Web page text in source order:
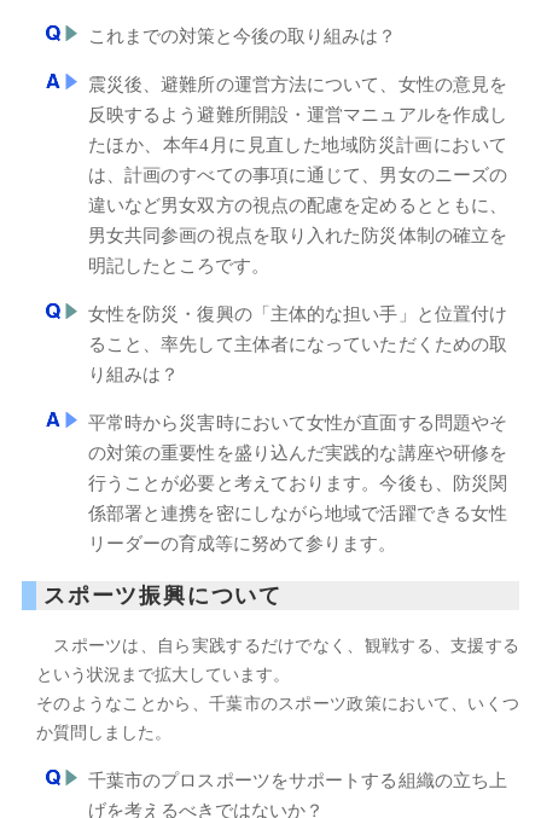
これまでの対策と今後の取り組みは？
震災後、避難所の運営方法について、女性の意見を
反映するよう避難所開設・運営マニュアルを作成し
たほか、本年4月に見直した地域防災計画において
は、計画のすべての事項に通じて、男女のニーズの
違いなど男女双方の視点の配慮を定めるとともに、
男女共同参画の視点を取り入れた防災体制の確立を
明記したところです。
女性を防災・復興の「主体的な担い手」と位置付け
ること、率先して主体者になっていただくための取
り組みは？
平常時から災害時において女性が直面する問題やそ
の対策の重要性を盛り込んだ実践的な講座や研修を
行うことが必要と考えております。今後も、防災関
係部署と連携を密にしながら地域で活躍できる女性
リーダーの育成等に努めて参ります。
スポーツ振興について
スポーツは、自ら実践するだけでなく、観戦する、支援する
という状況まで拡大しています。
そのようなことから、千葉市のスポーツ政策において、いくつ
か質問しました。
千葉市のプロスポーツをサポートする組織の立ち上
げを考えるべきではないか？